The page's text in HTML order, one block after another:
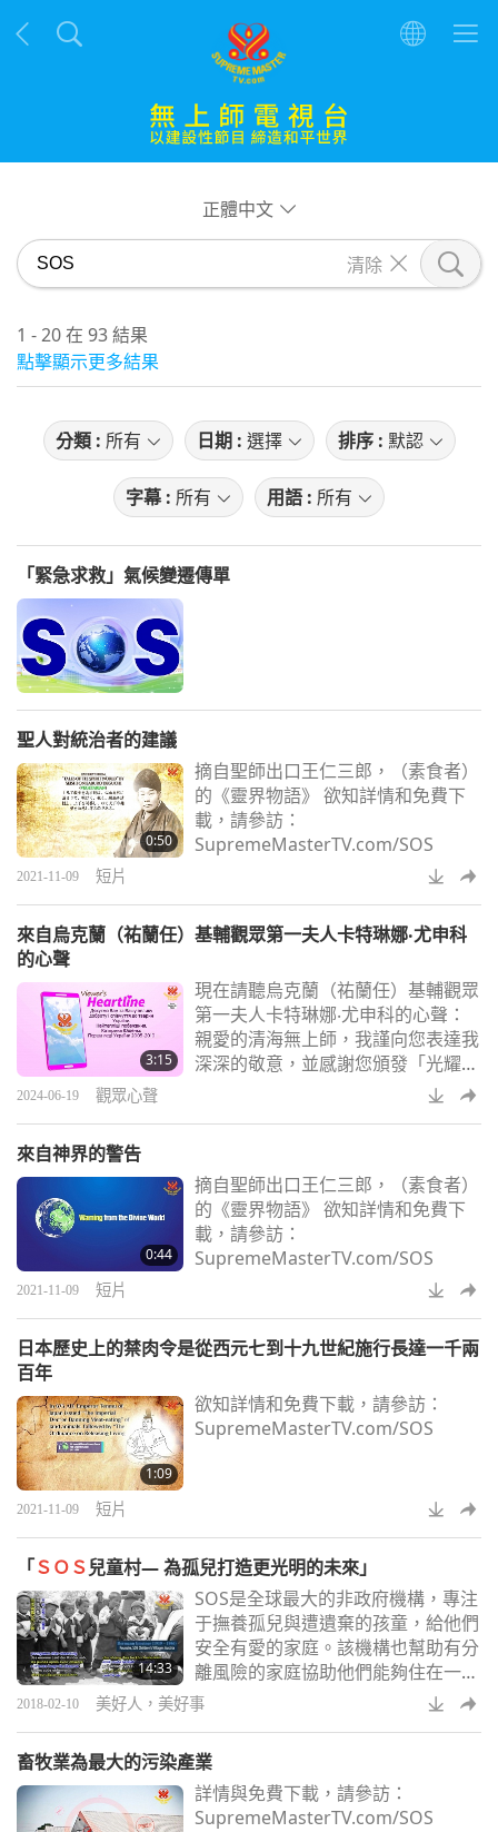
正體中文
清除
1 - 20 在 93 結果
點擊顯示更多結果
分類 : 所有 日期 : 選擇 排序 : 默認
字幕 : 所有 用語 : 所有
「緊急求救」氣候變遷傳單
聖人對統治者的建議
0:50
摘自聖師出口王仁三郎，（素食者）
的《靈界物語》 欲知詳情和免費下
載，請參訪：
SupremeMasterTV.com/SOS
2021-11-09 短片
來自烏克蘭（祐蘭任）基輔觀眾第一夫人卡特琳娜‧尤申科
的心聲
3:15
現在請聽烏克蘭（祐蘭任）基輔觀眾
第一夫人卡特琳娜‧尤申科的心聲：
親愛的清海無上師，我謹向您表達我
深深的敬意，並感謝您頒發「光耀世
界愛心獎」給塔瑪拉‧塔瑙夫斯卡，
認識塔瑪拉，當時我第一次在電視新
聞節目中看到她的工作。我自願服
務，並盡我所能地支持她。
2024-06-19 觀眾心聲
來自神界的警告
0:44
摘自聖師出口王仁三郎，（素食者）
的《靈界物語》 欲知詳情和免費下
載，請參訪：
SupremeMasterTV.com/SOS
2021-11-09 短片
日本歷史上的禁肉令是從西元七到十九世紀施行長達一千兩
百年
1:09
欲知詳情和免費下載，請參訪：
SupremeMasterTV.com/SOS
2021-11-09 短片
「ＳＯＳ兒童村— 為孤兒打造更光明的未來」
14:33
SOS是全球最大的非政府機構，專注
于撫養孤兒與遭遺棄的孩童，給他們
安全有愛的家庭。該機構也幫助有分
離風險的家庭協助他們能夠住在一
起。這個慈善機構堅信每個孩子都值
2018-02-10 美好人，美好事
畜牧業為最大的污染產業
詳情與免費下載，請參訪：
SupremeMasterTV.com/SOS